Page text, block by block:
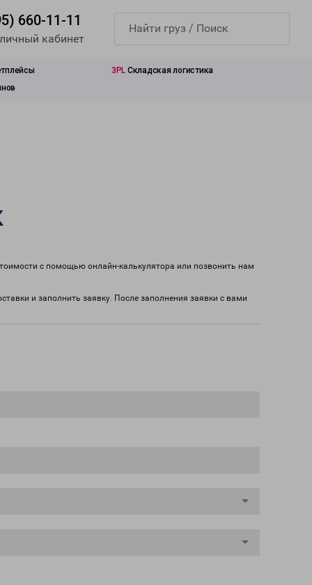
660-11-11
кабинет
3PL Складская логистика
с помощью онлайн-калькулятора или позвонить нам
и заполнить заявку. После заполнения заявки с вами